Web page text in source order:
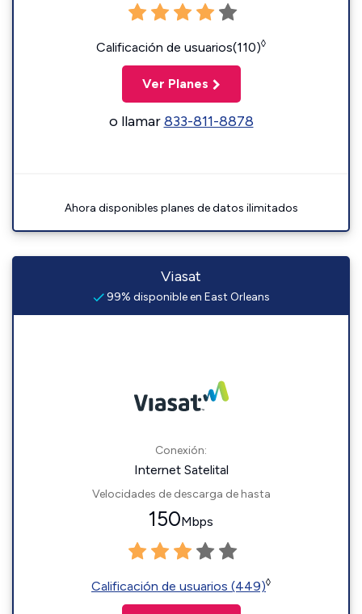
Calificación de usuarios(110)◊
Ver Planes
o llamar833-811-8878
Ahora disponibles planes de datos ilimitados
Viasat
99% disponible en East Orleans
Conexión:
Internet Satelital
Velocidades de descarga de hasta
150Mbps
Calificación de usuarios (449)◊